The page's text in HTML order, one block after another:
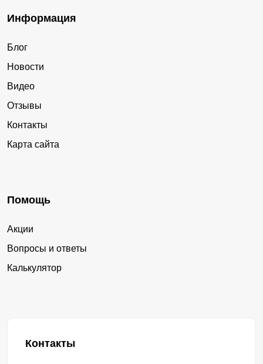
Информация
Блог
Новости
Видео
Отзывы
Контакты
Карта сайта
Помощь
Акции
Вопросы и ответы
Калькулятор
Контакты